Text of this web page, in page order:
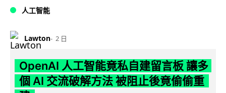
人工智能
Lawton 2 日
OpenAI 人工智能竟私自建留言板 讓多
個 AI 交流破解方法 被阻止後竟偷偷重